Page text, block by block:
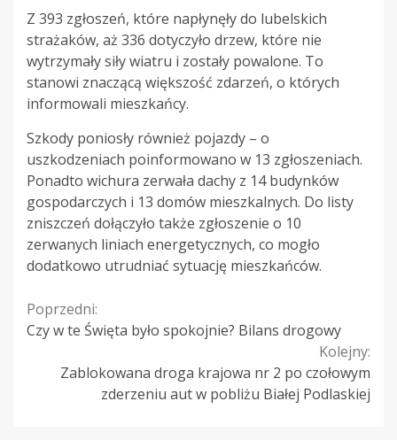
Z 393 zgłoszeń, które napłynęły do lubelskich
strażaków, aż 336 dotyczyło drzew, które nie
wytrzymały siły wiatru i zostały powalone. To
stanowi znaczącą większość zdarzeń, o których
informowali mieszkańcy.
Szkody poniosły również pojazdy – o
uszkodzeniach poinformowano w 13 zgłoszeniach.
Ponadto wichura zerwała dachy z 14 budynków
gospodarczych i 13 domów mieszkalnych. Do listy
zniszczeń dołączyło także zgłoszenie o 10
zerwanych liniach energetycznych, co mogło
dodatkowo utrudniać sytuację mieszkańców.
Continue
Reading
Poprzedni:
Czy w te Święta było spokojnie? Bilans drogowy
Kolejny:
Zablokowana droga krajowa nr 2 po czołowym
zderzeniu aut w pobliżu Białej Podlaskiej